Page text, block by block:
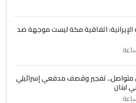
الإيرانية: اتفاقية مكة ليست موجهة ضد
متواصل.. تفجير وقصف مدفعي إسرائيلي
لبنان